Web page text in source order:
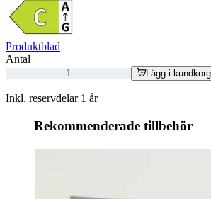
Produktblad
Antal
Lägg i
Inkl. reservdelar 1 år
Rekommenderade tillbehör